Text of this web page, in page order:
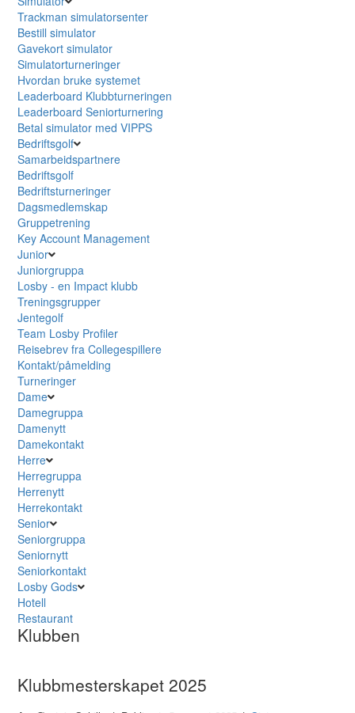
Trackman simulatorsenter
Bestill simulator
Gavekort simulator
Simulatorturneringer
Hvordan bruke systemet
Leaderboard Klubbturneringen
Leaderboard Seniorturnering
Betal simulator med VIPPS
Bedriftsgolf
Samarbeidspartnere
Bedriftsgolf
Bedriftsturneringer
Dagsmedlemskap
Gruppetrening
Key Account Management
Junior
Juniorgruppa
Losby - en Impact klubb
Treningsgrupper
Jentegolf
Team Losby Profiler
Reisebrev fra Collegespillere
Kontakt/påmelding
Turneringer
Dame
Damegruppa
Damenytt
Damekontakt
Herre
Herregruppa
Herrenytt
Herrekontakt
Senior
Seniorgruppa
Seniornytt
Seniorkontakt
Losby Gods
Hotell
Restaurant
Klubben
Klubbmesterskapet 2025